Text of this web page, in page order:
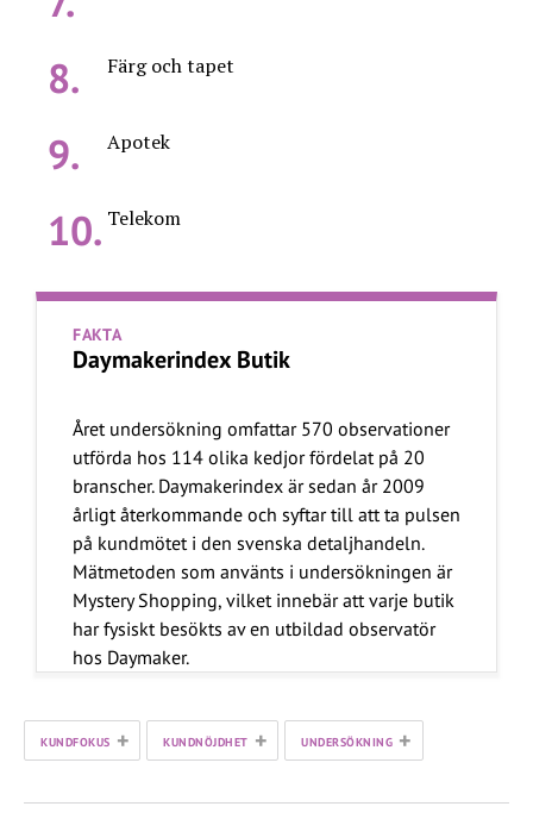
Färg och tapet
Apotek
Telekom
FAKTA
Daymakerindex Butik
Året undersökning omfattar 570 observationer
utförda hos 114 olika kedjor fördelat på 20
branscher. Daymakerindex är sedan år 2009
årligt återkommande och syftar till att ta pulsen
på kundmötet i den svenska detaljhandeln.
Mätmetoden som använts i undersökningen är
Mystery Shopping, vilket innebär att varje butik
har fysiskt besökts av en utbildad observatör
hos Daymaker.
KUNDFOKUS + KUNDNÖJDHET + UNDERSÖKNING +